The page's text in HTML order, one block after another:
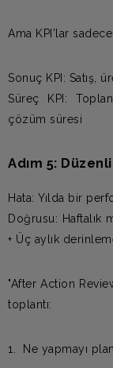
Ama KPI'lar
Sonuç KPI: Satış,
Süreç KPI:
çözüm süresi
Adım 5:
Hata: Yılda bir
Doğrusu: Haftalık
+ Üç aylık
"After Action
toplantı:
1. Ne yapmayı